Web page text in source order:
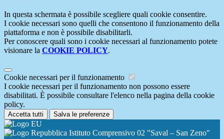
In questa schermata è possibile scegliere quali cookie consentire.
I cookie necessari sono quelli che consentono il funzionamento della
piattaforma e non è possibile disabilitarli.
Per conoscere quali sono i cookie necessari al funzionamento potete
visionare la COOKIE POLICY.
Cookie necessari per il funzionamento
I cookie necessari per il funzionamento non possono essere
disabilitati. È possibile consultare l'elenco nella pagina della cookie
policy.
Accetta tutti Salva le preferenze
Istituto Comprensivo 02 "Saval – San Zeno"